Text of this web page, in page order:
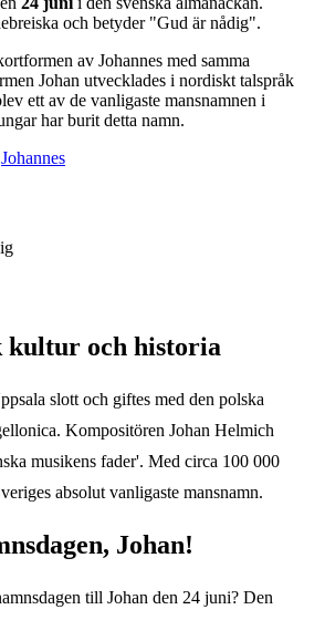
och betyder "Gud är nådig".
av Johannes med samma
Johan utvecklades i nordiskt talspråk
ett av de vanligaste mansnamnen i
har burit detta namn.
Johannes
kultur och historia
slott och giftes med den polska
Kompositören Johan Helmich
musikens fader'. Med circa 100 000
absolut vanligaste mansnamn.
Johan!
till Johan den 24 juni? Den